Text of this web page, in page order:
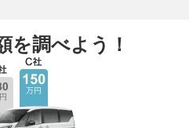
を調べよう！